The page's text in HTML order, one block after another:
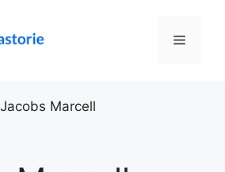
Menu
Jacobs Marcell